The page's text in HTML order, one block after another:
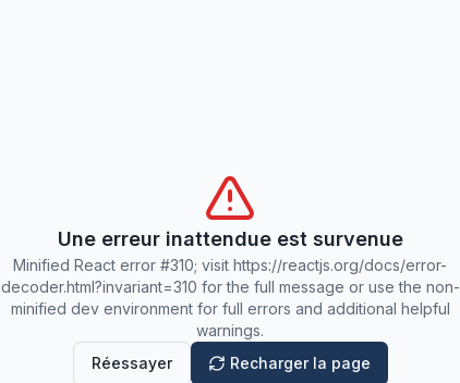
Une erreur inattendue est survenue
Minified React error #310; visit https://reactjs.org/docs/error-
decoder.html?invariant=310 for the full message or use the non-
minified dev environment for full errors and additional helpful
warnings.
Réessayer
Recharger la page